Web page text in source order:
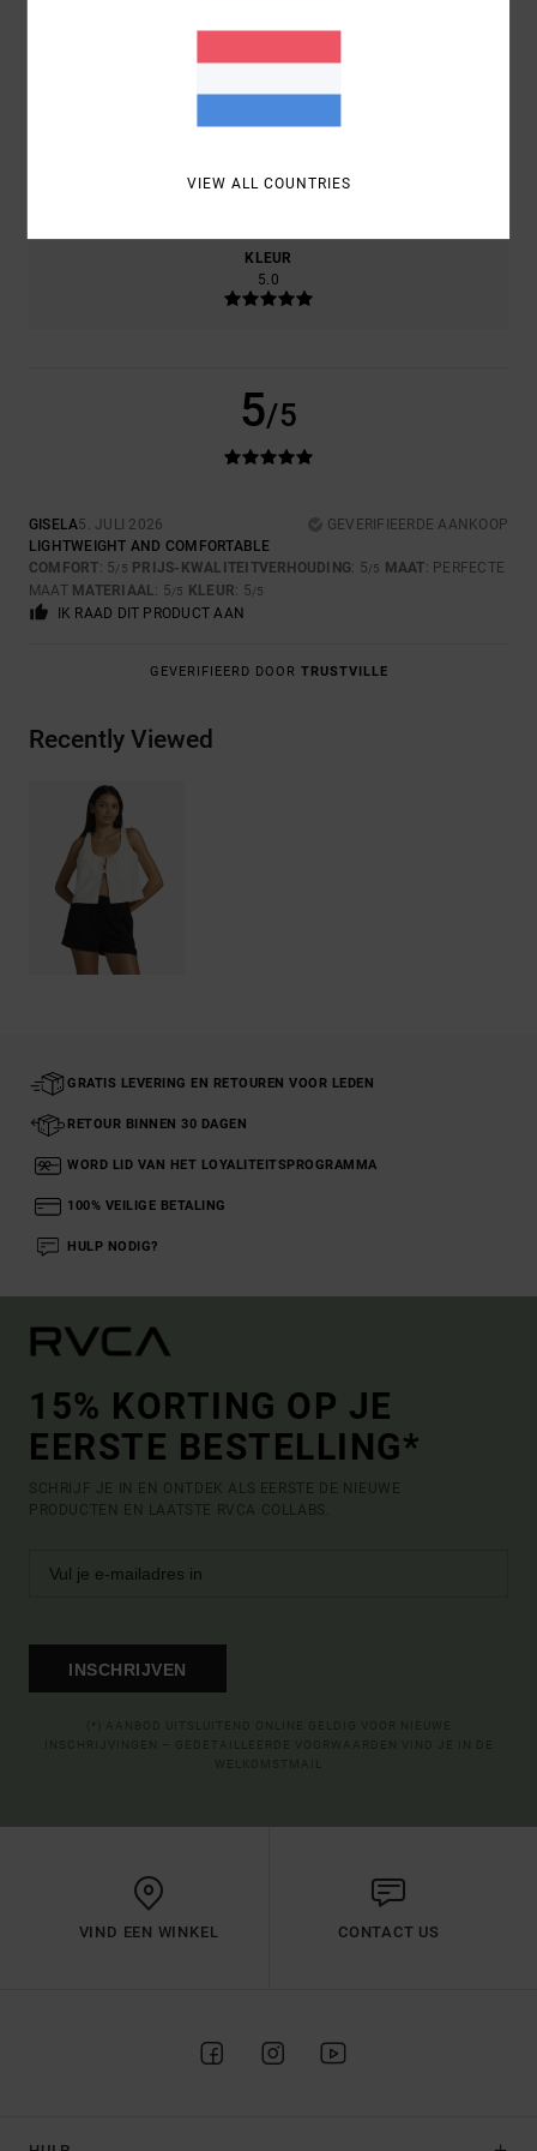
PRIJS-KWALITEITVERHOUDING
KLEUR
5.0
5/5
GISELA5. JULI 2026
GEVERIFIEERDE AANKOOP
LIGHTWEIGHT AND COMFORTABLE
COMFORT: 5/5 PRIJS-KWALITEITVERHOUDING: 5/5 MAAT: PERFECTE
MAAT MATERIAAL: 5/5 KLEUR: 5/5
IK RAAD DIT PRODUCT AAN
GEVERIFIEERD DOOR TRUSTVILLE
Recently Viewed
GRATIS LEVERING EN RETOUREN VOOR LEDEN
RETOUR BINNEN 30 DAGEN
WORD LID VAN HET LOYALITEITSPROGRAMMA
100% VEILIGE BETALING
HULP NODIG?
15% KORTING OP JE
EERSTE BESTELLING*
SCHRIJF JE IN EN ONTDEK ALS EERSTE DE NIEUWE
PRODUCTEN EN LAATSTE RVCA COLLABS.
INSCHRIJVEN
VIND EEN WINKEL CONTACT US
VIEW ALL COUNTRIES